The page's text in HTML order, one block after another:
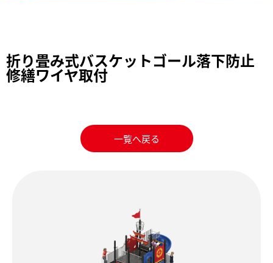
折り畳み式バスケットゴール落下防止
修繕ワイヤ取付
一覧へ戻る